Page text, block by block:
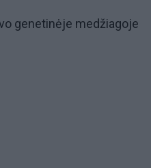
genetinėje medžiagoje